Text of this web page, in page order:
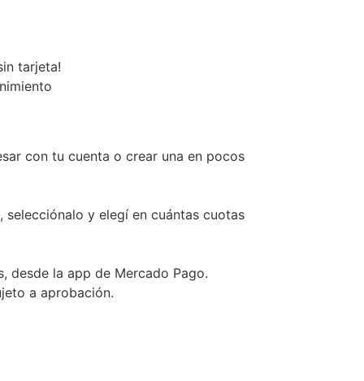
tarjeta!
con tu cuenta o crear una en pocos
selecciónalo y elegí en cuántas cuotas
desde la app de Mercado Pago.
a aprobación.